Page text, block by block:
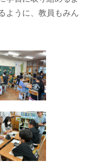
ように、教員もみん